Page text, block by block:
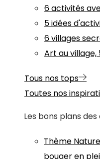
6 activités
5 idées
6 villages
Art au village,
Tous nos tops
Toutes nos
Les bons plans des
Thème Nature
bouger en